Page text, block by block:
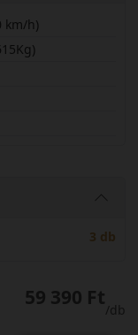
km/h)
3 db
59 390 Ft
/db